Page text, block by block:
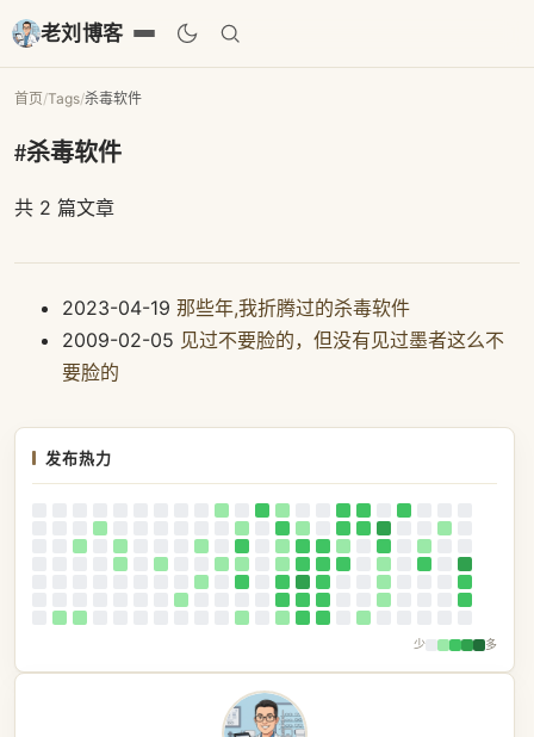
老刘博客
首页/Tags/杀毒软件
#杀毒软件
共 2 篇文章
2023-04-19 那些年,我折腾过的杀毒软件
2009-02-05 见过不要脸的，但没有见过墨者这么不
要脸的
发布热力
少 多